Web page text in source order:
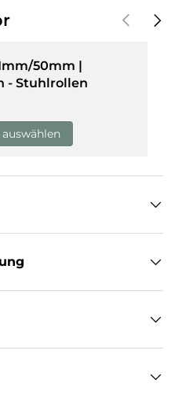
Vorherige
50mm |
- Stuhlrollen